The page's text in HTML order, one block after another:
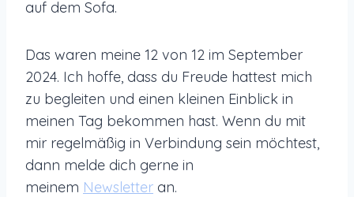
auf dem Sofa.
Das waren meine 12 von 12 im September
2024. Ich hoffe, dass du Freude hattest mich
zu begleiten und einen kleinen Einblick in
meinen Tag bekommen hast. Wenn du mit
mir regelmäßig in Verbindung sein möchtest,
dann melde dich gerne in
meinem Newsletter an.